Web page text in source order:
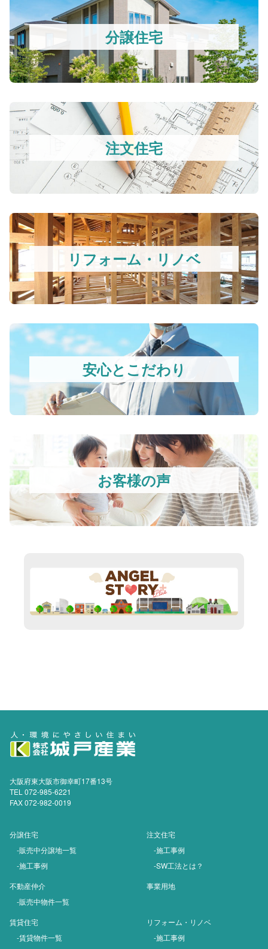
分譲住宅
注文住宅
リフォーム・リノベ
安心とこだわり
お客様の声
大阪府東大阪市御幸町17番13号
TEL 072-985-6221
FAX 072-982-0019
分譲住宅
-販売中分譲地一覧
-施工事例
注文住宅
-施工事例
-SW工法とは？
不動産仲介
-販売中物件一覧
事業用地
賃貸住宅
-賃貸物件一覧
リフォーム・リノベ
-施工事例